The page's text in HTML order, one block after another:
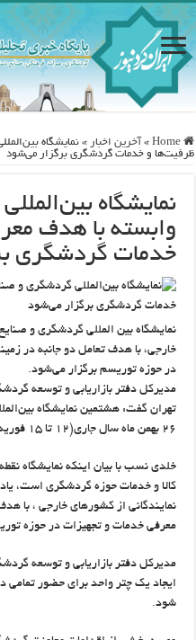
Home
» آخرین اخبار » نمایشگاه
ظرفیت‌ها و خدمات گردشگری برگزار می‌شود
نمایشگاه
وابسته با هدف
خدمات گردشگری
نمایشگاه بین المللی گردشگری و
خارجی، با هدف تعامل دو جانبه در
در حوزه توریسم برگزار می‌شود.
مدیرکل دفتر بازاریابی و توسعه
۲۶ بهمن ماه سال جاری(۱۲ تا ۱۵ فوریه) در تهران برگزار می‌شود.
خلدی نسب با بیان اینکه نمایشگاه
کالا و خدمات حوزه گردشگری است،
نمایندگانی از کشورهای خارجی ، با
معرفی خدمات و تجهیزات در حوزه
مدیرکل دفتر بازاریابی و توسعه
ایجاد یک چتر واحد برای حضور
شود.